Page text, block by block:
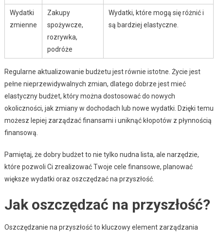
Wydatki
zmienne
Zakupy
spożywcze,
rozrywka,
podróże
Wydatki, które mogą się różnić i
są bardziej elastyczne.
Regularne aktualizowanie budżetu jest równie istotne. Życie jest
pełne nieprzewidywalnych zmian, dlatego dobrze jest mieć
elastyczny budżet, który można dostosować do nowych
okoliczności, jak zmiany w dochodach lub nowe wydatki. Dzięki temu
możesz lepiej zarządzać finansami i uniknąć kłopotów z płynnością
finansową.
Pamiętaj, że dobry budżet to nie tylko nudna lista, ale narzędzie,
które pozwoli Ci zrealizować Twoje cele finansowe, planować
większe wydatki oraz oszczędzać na przyszłość.
Jak oszczędzać na przyszłość?
Oszczędzanie na przyszłość to kluczowy element zarządzania